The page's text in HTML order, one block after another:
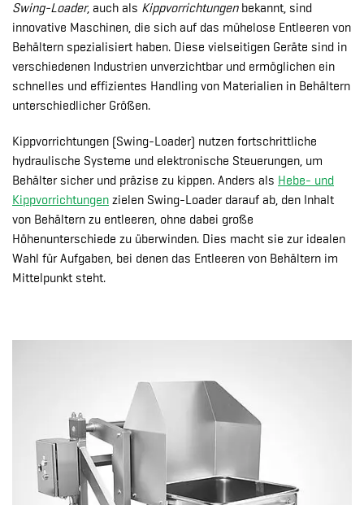
Swing-Loader, auch als Kippvorrichtungenbekannt, sind
innovative Maschinen, die sich auf das mühelose Entleeren von
Behältern spezialisiert haben. Diese vielseitigen Geräte sind in
verschiedenen Industrien unverzichtbar und ermöglichen ein
schnelles und effizientes Handling von Materialien in Behältern
unterschiedlicher Größen.
Kippvorrichtungen (Swing-Loader) nutzen fortschrittliche
hydraulische Systeme und elektronische Steuerungen, um
Behälter sicher und präzise zu kippen. Anders als Hebe- und
Kippvorrichtungen zielen Swing-Loader darauf ab, den Inhalt
von Behältern zu entleeren, ohne dabei große
Höhenunterschiede zu überwinden. Dies macht sie zur idealen
Wahl für Aufgaben, bei denen das Entleeren von Behältern im
Mittelpunkt steht.